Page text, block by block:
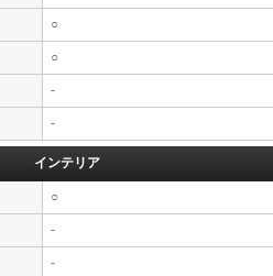
○
○
-
-
インテリア
○
-
-